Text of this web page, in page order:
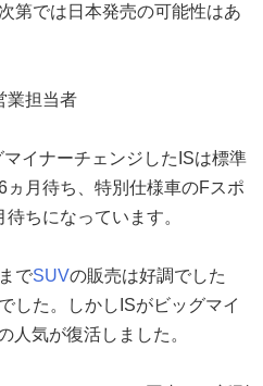
第では日本発売の可能性はあ
業担当者
マイナーチェンジしたISは標準
月待ち、特別仕様車のFスポ
ちになっています。
でSUVの販売は好調でした
した。しかしISがビッグマイ
人気が復活しました。